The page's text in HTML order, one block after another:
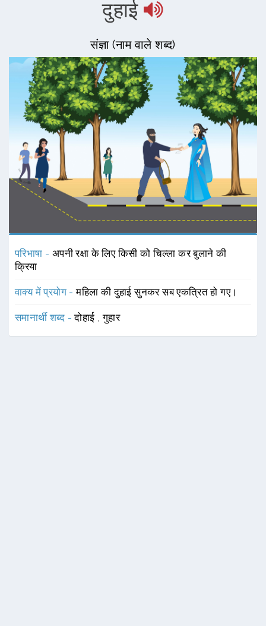
दुहाई
संज्ञा (नाम वाले शब्द)
परिभाषा - अपनी रक्षा के लिए किसी को चिल्ला कर बुलाने की
क्रिया
वाक्य में प्रयोग -महिला की दुहाई सुनकर सब एकत्रित हो गए।
समानार्थी शब्द -दोहाई ,गुहार